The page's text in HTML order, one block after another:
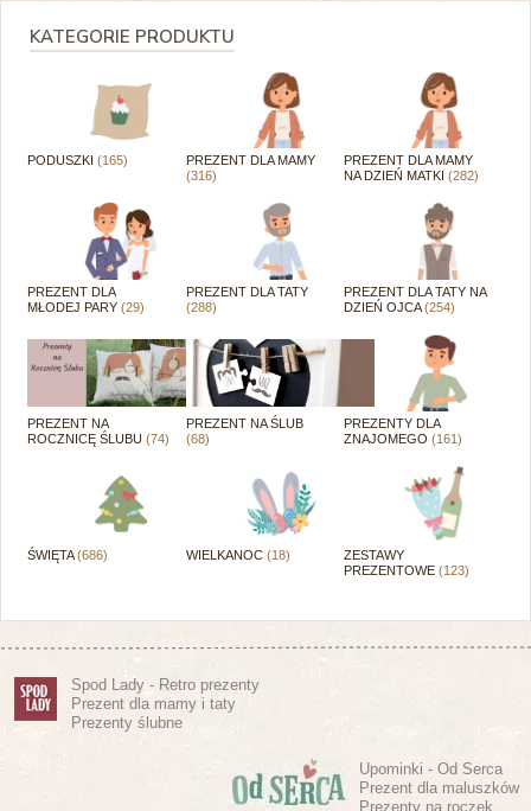
KATEGORIE PRODUKTU
PODUSZKI (165)
PREZENT DLA MAMY
(316)
PREZENT DLA MAMY
NA DZIEŃ MATKI(282)
PREZENT DLA
MŁODEJ PARY (29)
PREZENT DLA TATY
(288)
PREZENT DLA TATY NA
DZIEŃ OJCA(254)
PREZENT NA
ROCZNICĘ ŚLUBU (74)
PREZENT NA ŚLUB
(68)
PREZENTY DLA
ZNAJOMEGO(161)
ŚWIĘTA(686) WIELKANOC (18)
ZESTAWY
PREZENTOWE(123)
Spod Lady - Retro prezenty
Prezent dla mamy i taty
Prezenty ślubne
Upominki - Od Serca
Prezent dla maluszków
Prezenty na roczek